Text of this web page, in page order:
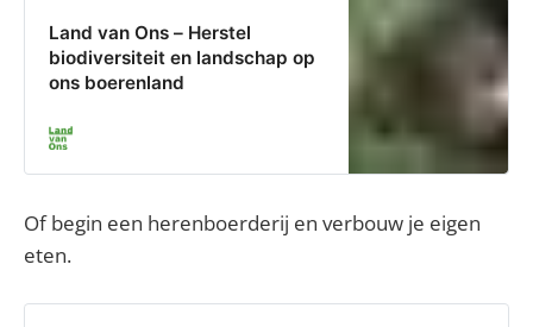
Land van Ons – Herstel
biodiversiteit en landschap op
ons boerenland
Of begin een herenboerderij en verbouw je eigen
eten.